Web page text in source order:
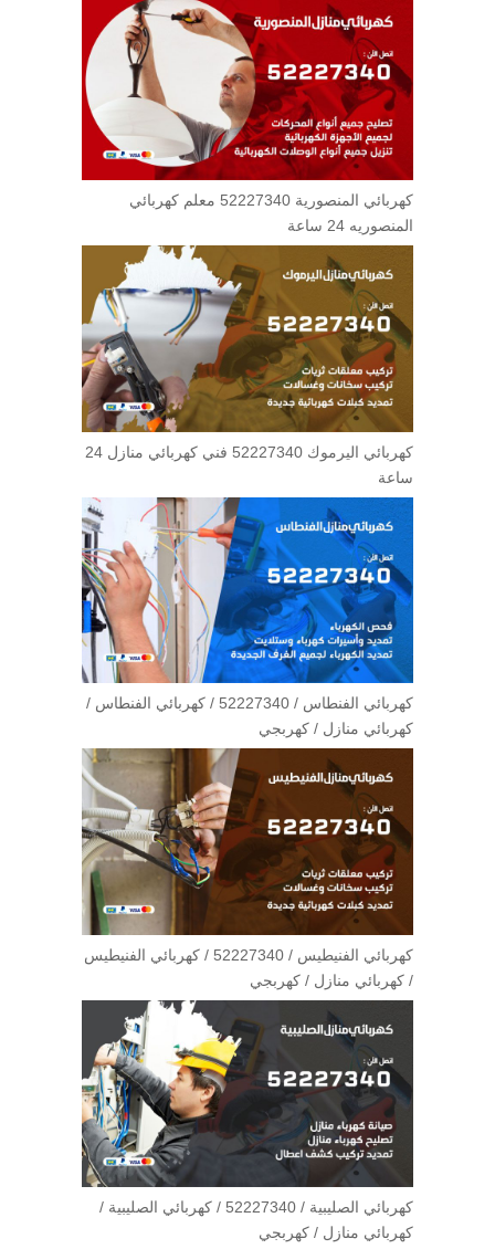
كهربائي المنصورية 52227340 معلم كهربائي
المنصوريه 24 ساعة
كهربائي اليرموك 52227340 فني كهربائي منازل 24
ساعة
كهربائي الفنطاس / 52227340 / كهربائي الفنطاس /
كهربائي منازل / كهربجي
كهربائي الفنيطيس / 52227340 / كهربائي الفنيطيس
/ كهربائي منازل / كهربجي
كهربائي الصليبية / 52227340 / كهربائي الصليبية /
كهربائي منازل / كهربجي